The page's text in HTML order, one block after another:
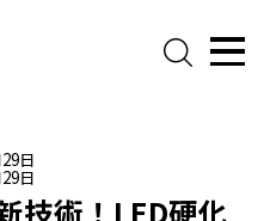
日
日
技術！LED硬化